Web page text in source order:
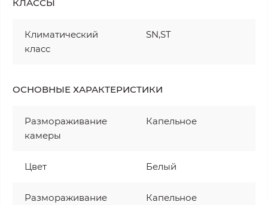
КЛАССЫ
Климатический
класс
SN,ST
ОСНОВНЫЕ ХАРАКТЕРИСТИКИ
Размораживание
камеры
Капельное
Цвет Белый
Размораживание
Капельное